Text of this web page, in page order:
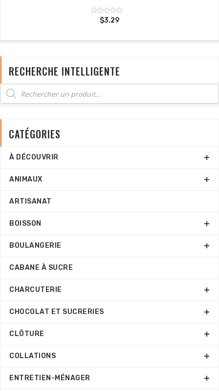
Note
sur
$3.29
RECHERCHE INTELLIGENTE
CATÉGORIES
À DÉCOUVRIR
ANIMAUX
ARTISANAT
BOISSON
BOULANGERIE
CABANE À SUCRE
CHARCUTERIE
CHOCOLAT ET SUCRERIES
CLÔTURE
COLLATIONS
ENTRETIEN-MÉNAGER